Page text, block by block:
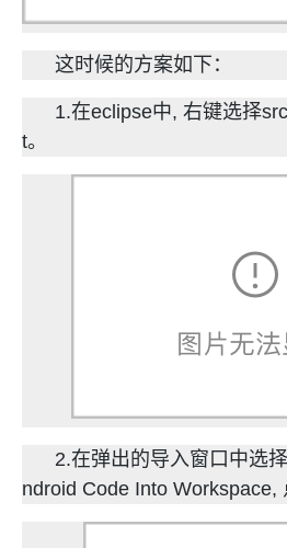
这时候的方案如下：
1.在eclipse中, 右键选择src
t。
2.在弹出的导入窗口中选择
ndroid Code Into Workspace,